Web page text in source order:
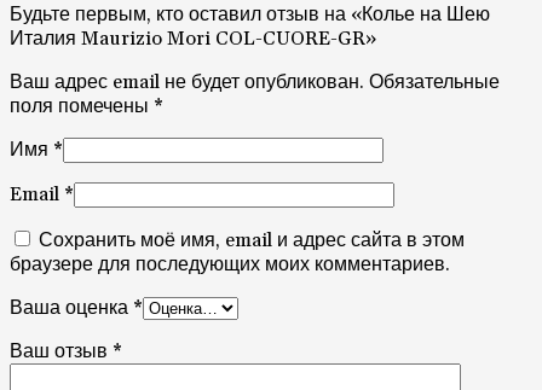
Будьте первым, кто оставил отзыв на «Колье на Шею
Италия Maurizio Mori COL-CUORE-GR»
Ваш адрес email не будет опубликован. Обязательные
поля помечены *
Имя *
Email *
Сохранить моё имя, email и адрес сайта в этом
браузере для последующих моих комментариев.
Ваша оценка *
Ваш отзыв *